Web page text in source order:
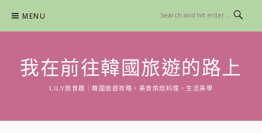
content
MENU
我在前往韓國旅遊的路上
LILY旅食趣｜韓國旅遊攻略。美食烘焙料理。生活美學